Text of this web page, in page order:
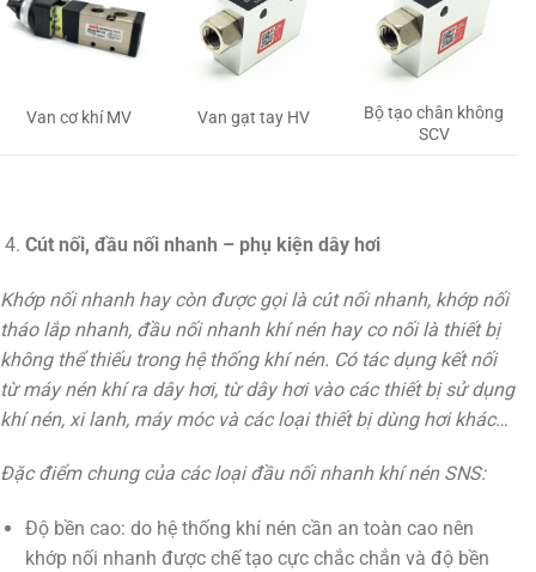
Van cơ khí MV Van gạt tay HV
Bộ tạo chân không
SCV
Cút nối, đầu nối nhanh – phụ kiện dây hơi
Khớp nối nhanh hay còn được gọi là cút nối nhanh, khớp nối
tháo lắp nhanh, đầu nối nhanh khí nén hay co nối là thiết bị
không thể thiếu trong hệ thống khí nén. Có tác dụng kết nối
từ máy nén khí ra dây hơi, từ dây hơi vào các thiết bị sử dụng
khí nén, xi lanh, máy móc và các loại thiết bị dùng hơi khác…
Đặc điểm chung của các loại đầu nối nhanh khí nén SNS:
Độ bền cao: do hệ thống khí nén cần an toàn cao nên
khớp nối nhanh được chế tạo cực chắc chắn và độ bền